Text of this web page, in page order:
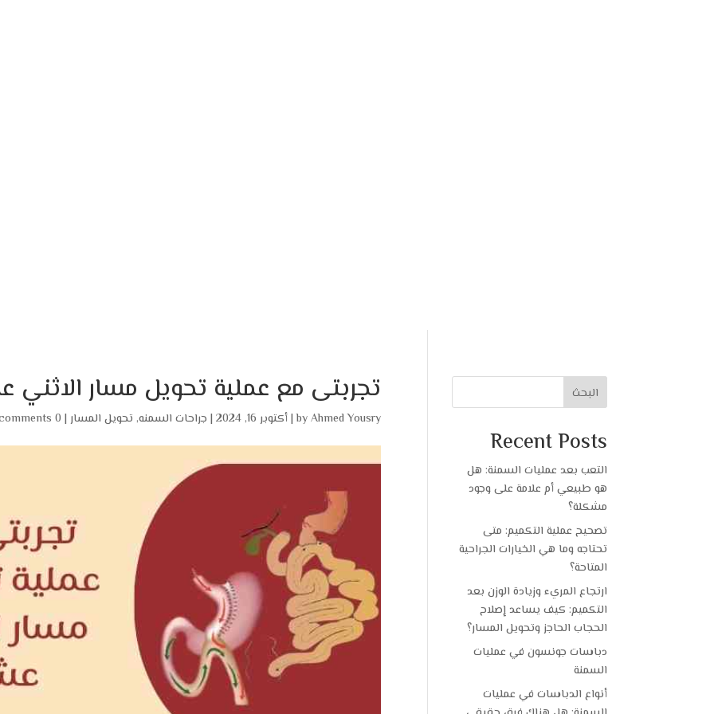
تجربتى مع عملية تحويل مسار الاثني
byAhmed Yousry
|أكتوبر 16, 2024 | جراحات السمنه, تحويل المسار|
0 comments
البحث
Recent Posts
التعب بعد عمليات السمنة: هل
هو طبيعي أم علامة على وجود
مشكلة؟
تصحيح عملية التكميم: متى
تحتاجه وما هي الخيارات الجراحية
المتاحة؟
ارتجاع المريء وزيادة الوزن بعد
التكميم: كيف يساعد إصلاح
الحجاب الحاجز وتحويل المسار؟
دباسات جونسون في عمليات
السمنة
أنواع الدباسات في عمليات